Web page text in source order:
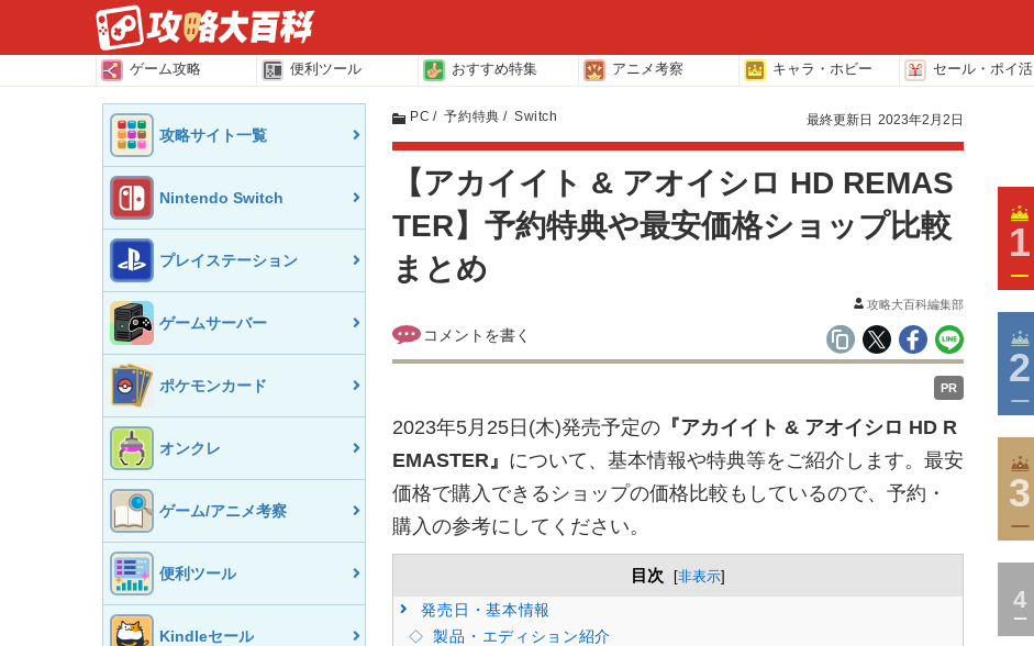
ゲーム攻略 便利ツール おすすめ特集 アニメ考察 キャラ・ホビー セール・ポイ活
攻略サイト一覧
Nintendo Switch
プレイステーション
ゲームサーバー
ポケモンカード
オンクレ
ゲーム/アニメ考察
便利ツール
Kindleセール
PC 予約特典 Switch 最終更新日 2023年2月2日
【アカイイト & アオイシロ HD REMAS
TER】予約特典や最安価格ショップ比較
まとめ
攻略大百科編集部
PR
2023年5月25日(木)発売予定の 『アカイイト & アオイシロ HD R
EMASTER』 について、基本情報や特典等をご紹介します。最安
価格で購入できるショップの価格比較もしているので、予約・
購入の参考にしてください。
目次 [非表示]
発売日・基本情報
製品・エディション紹介